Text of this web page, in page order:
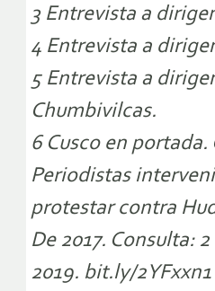
3 Entrevista a
4 Entrevista a
5 Entrevista a
Chumbivilcas.
6 Cusco en
Periodistas
protestar contra
De 2017. Consulta:
2019. bit.ly/2YFxxn1